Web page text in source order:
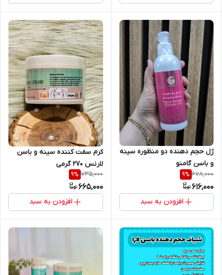
ژل حجم دهنده دو منظوره سینه
و باسن گامنو
678,000
9%
616,000
افزودن به سبد
کرم سفت کننده سینه و باسن
لارنس 270 گرمی
735,000
9%
665,000
افزودن به سبد